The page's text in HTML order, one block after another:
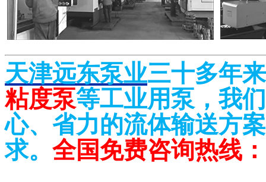
天津远东泵业三十多年
粘度泵等工业用泵，我
心、省力的流体输送方
求。 全国免费咨询热线